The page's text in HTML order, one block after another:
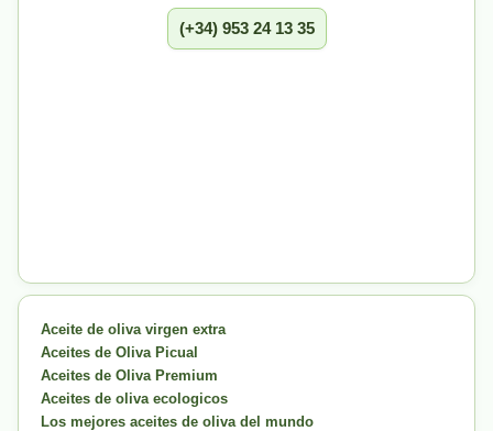
(+34) 953 24 13 35
Aceite de oliva virgen extra
Aceites de Oliva Picual
Aceites de Oliva Premium
Aceites de oliva ecologicos
Los mejores aceites de oliva del mundo